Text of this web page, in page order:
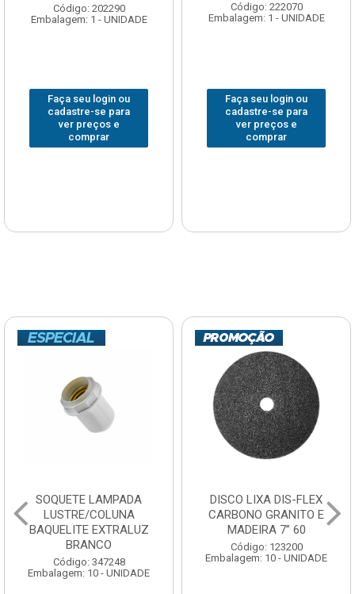
Código: 202290
Embalagem: 1 - UNIDADE
Faça seu login ou
cadastre-se para
ver preços e
comprar
Código: 222070
Embalagem: 1 - UNIDADE
Faça seu login ou
cadastre-se para
ver preços e
comprar
SOQUETE LAMPADA
LUSTRE/COLUNA
BAQUELITE EXTRALUZ
BRANCO
Código: 347248
Embalagem: 10 - UNIDADE
DISCO LIXA DIS-FLEX
CARBONO GRANITO E
MADEIRA 7” 60
Código: 123200
Embalagem: 10 - UNIDADE